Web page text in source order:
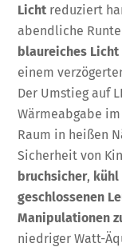
Licht reduziert
abendliche
blaureiches Licht
einem
Der Umstieg auf
Wärmeabgabe
Raum in heißen
Sicherheit von
bruchsicher, kühl
geschlossenen
Manipulationen
niedriger Watt-